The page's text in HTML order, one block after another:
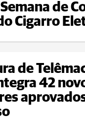
Semana de
Cigarro
de
42